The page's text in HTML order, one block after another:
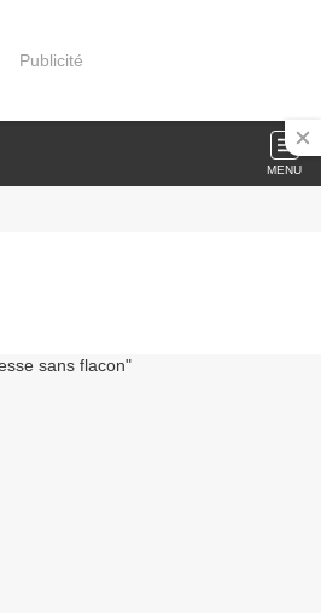
Publicité
MENU